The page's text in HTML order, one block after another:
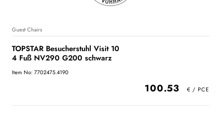
Guest Chairs
TOPSTAR Besucherstuhl Visit 10
4 Fuß NV290 G200 schwarz
Item No: 7702475.4190
100.53